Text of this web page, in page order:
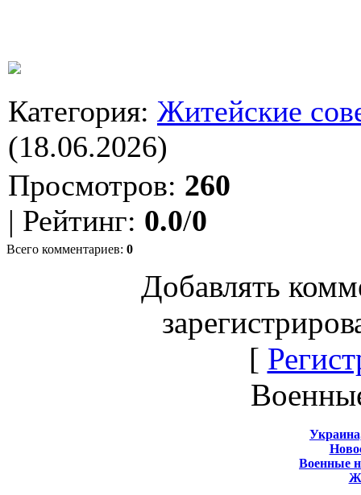
Категория: Житейские
(18.06.2026)
Просмотров: 260
| Рейтинг: 0.0/0
Всего комментариев: 0
Добавлять
[
Военные